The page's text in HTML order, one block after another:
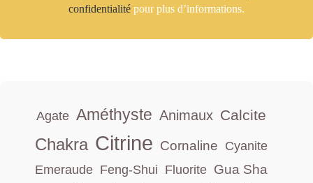
confidentialité pour plus d’informations.
Agate Améthyste Animaux Calcite
Chakra Citrine Cornaline Cyanite
Emeraude Feng-Shui Fluorite Gua Sha